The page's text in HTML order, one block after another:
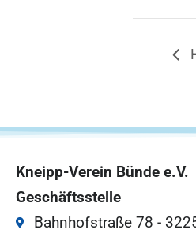
Kneipp-Verein Bünde e.V.
Geschäftsstelle
Bahnhofstraße 78 -